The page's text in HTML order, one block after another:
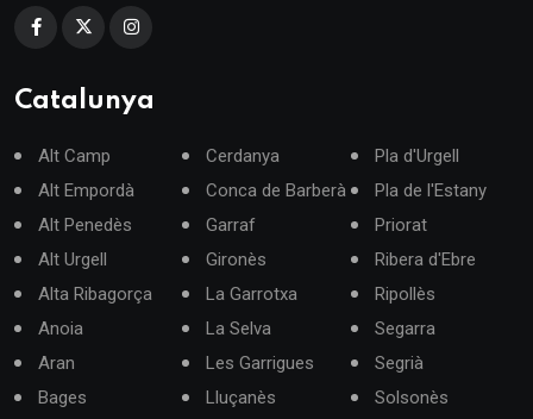
Catalunya
Alt Camp
Alt Empordà
Alt Penedès
Alt Urgell
Alta Ribagorça
Anoia
Aran
Bages
Cerdanya
Conca de Barberà
Garraf
Gironès
La Garrotxa
La Selva
Les Garrigues
Lluçanès
Pla d'Urgell
Pla de l'Estany
Priorat
Ribera d'Ebre
Ripollès
Segarra
Segrià
Solsonès